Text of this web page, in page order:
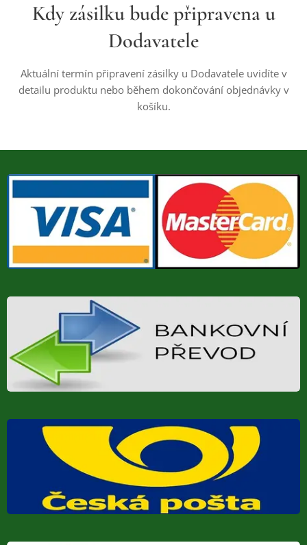
Kdy zásilku bude připravena u
Dodavatele
Aktuální termín připravení zásilky u Dodavatele uvidíte v
detailu produktu nebo během dokončování objednávky v
košíku.